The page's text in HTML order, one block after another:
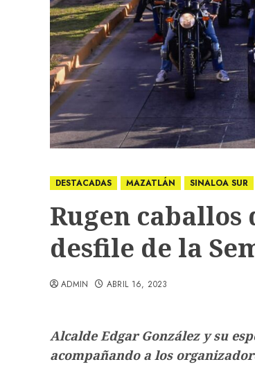
DESTACADAS MAZATLÁN SINALOA SUR
Rugen
desfile de la
ADMIN ABRIL 16, 2023
Alcalde Edgar González y su
acompañando a los